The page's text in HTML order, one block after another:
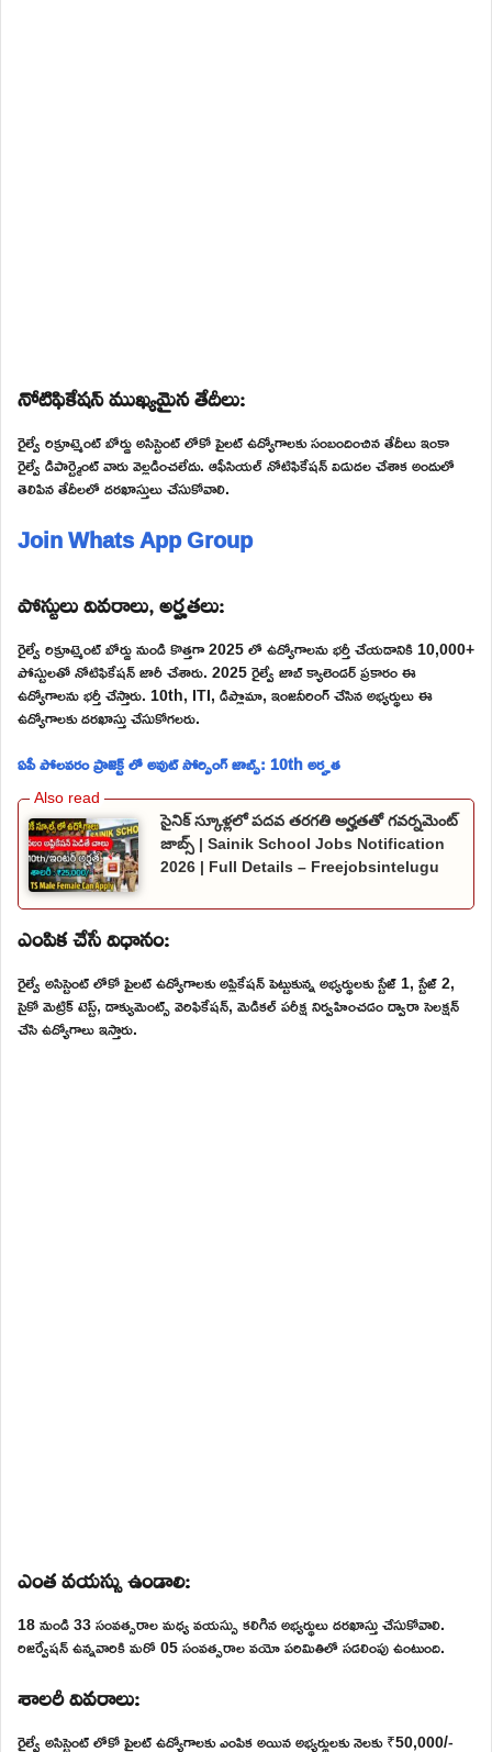
నోటిఫికేషన్ ముఖ్యమైన తేదీలు:
రైల్వే రిక్రూట్మెంట్ బోర్డు అసిస్టెంట్ లోకో పైలట్ ఉద్యోగాలకు సంబందించిన తేదీలు ఇంకా
రైల్వే డిపార్ట్మెంట్ వారు వెల్లడించలేదు. ఆఫీసియల్ నోటిఫికేషన్ విడుదల చేశాక అందులో
తెలిపిన తేదీలలో దరఖాస్తులు చేసుకోవాలి.
Join Whats App Group
పోస్టులు వివరాలు, అర్హతలు:
రైల్వే రిక్రూట్మెంట్ బోర్డు నుండి కొత్తగా 2025 లో ఉద్యోగాలను భర్తీ చేయడానికి 10,000+
పోస్టులతో నోటిఫికేషన్ జారీ చేశారు. 2025 రైల్వే జాబ్ క్యాలెండర్ ప్రకారం ఈ
ఉద్యోగాలను భర్తీ చేస్తారు. 10th, ITI, డిప్లొమా, ఇంజనీరింగ్ చేసిన అభ్యర్థులు ఈ
ఉద్యోగాలకు దరఖాస్తు చేసుకోగలరు.
ఏపీ పోలవరం ప్రాజెక్ట్ లో అవుట్ సోర్సింగ్ జాబ్స్: 10th అర్హత
సైనిక్ స్కూళ్లలో పదవ తరగతి అర్హతతో గవర్నమెంట్
జాబ్స్ | Sainik School Jobs Notification
2026 | Full Details – Freejobsintelugu
ఎంపిక చేసే విధానం:
రైల్వే అసిస్టెంట్ లోకో పైలట్ ఉద్యోగాలకు అప్లికేషన్ పెట్టుకున్న అభ్యర్థులకు స్టేజ్ 1, స్టేజ్ 2,
సైకో మెట్రిక్ టెస్ట్, డాక్యుమెంట్స్ వెరిఫికేషన్, మెడికల్ పరీక్ష నిర్వహించడం ద్వారా సెలక్షన్
చేసి ఉద్యోగాలు ఇస్తారు.
ఎంత వయస్సు ఉండాలి:
18 నుండి 33 సంవత్సరాల మధ్య వయస్సు కలిగిన అభ్యర్థులు దరఖాస్తు చేసుకోవాలి.
రిజర్వేషన్ ఉన్నవారికి మరో 05 సంవత్సరాల వయో పరిమితిలో సడలింపు ఉంటుంది.
శాలరీ వివరాలు:
రైల్వే అసిస్టెంట్ లోకో పైలట్ ఉద్యోగాలకు ఎంపిక అయిన అభ్యర్థులకు నెలకు ₹50,000/-